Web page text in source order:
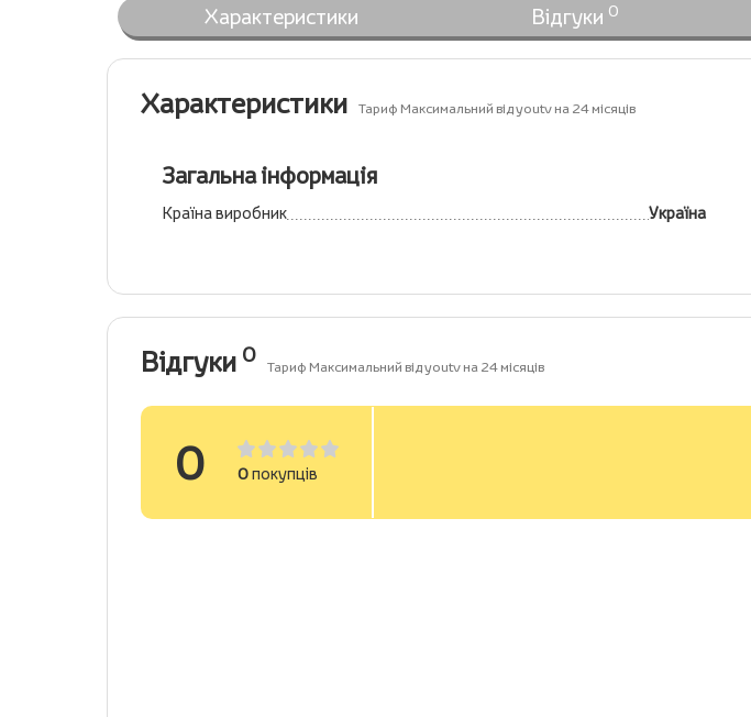
Характеристики Відгуки 0
Характеристики Тариф Максимальний від youtv на 24 місяців
Загальна інформація
Країна виробник Україна
Відгуки 0 Тариф Максимальний від youtv на 24 місяців
0 0покупців